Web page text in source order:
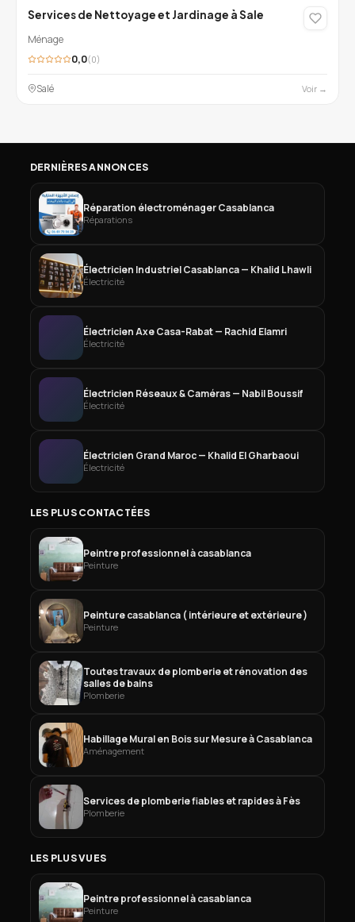
Services de Nettoyage et Jardinage à Sale
Ménage
0,0(0)
Salé Voir →
DERNIÈRES ANNONCES
Réparation électroménager Casablanca
Réparations
Électricien Industriel Casablanca — Khalid Lhawli
Électricité
Électricien Axe Casa-Rabat — Rachid Elamri
Électricité
Électricien Réseaux & Caméras — Nabil Boussif
Électricité
Électricien Grand Maroc — Khalid El Gharbaoui
Électricité
LES PLUS CONTACTÉES
Peintre professionnel à casablanca
Peinture
Peinture casablanca ( intérieure et extérieure )
Peinture
Toutes travaux de plomberie et rénovation des
salles de bains
Plomberie
Habillage Mural en Bois sur Mesure à Casablanca
Aménagement
Services de plomberie fiables et rapides à Fès
Plomberie
LES PLUS VUES
Peintre professionnel à casablanca
Peinture